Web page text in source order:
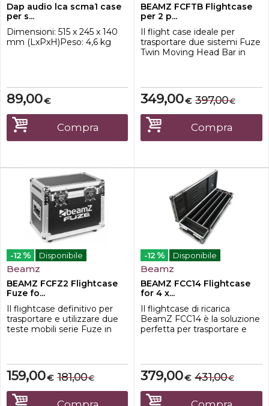
Dap audio lca scma1 case
per s...
Dimensioni: 515 x 245 x 140
mm (LxPxH)Peso: 4,6 kg
€
89,00
Compra
BEAMZ FCFTB Flightcase
per 2 p...
Il flight case ideale per
trasportare due sistemi Fuze
Twin Moving Head Bar in
usare, basta rimuovere il
coperchio. Le vostre teste
mobili saranno
estremamente protette da
urti, abrasioni, collisioni,
ecc.Caratteristiche-...
€
349,00 €
397,00
Compra
-12 % Disponibile
Beamz
BEAMZ FCFZ2 Flightcase
Fuze fo...
Il flightcase definitivo per
trasportare e utilizzare due
teste mobili serie Fuze in
soltanto togliendo il
coperchio. Le tue teste
mobili sono estremamente
ben protette contro impatti,
€
159,00 €
181,00
-12 % Disponibile
Beamz
BEAMZ FCC14 Flightcase
for 4 x...
Il flightcase di ricarica
BeamZ FCC14 è la soluzione
perfetta per trasportare e
custodia resistente e
scorrevole con maniglie facili
è la soluzione perfetta per
luso mobile. Quando lo
€
379,00 €
431,00